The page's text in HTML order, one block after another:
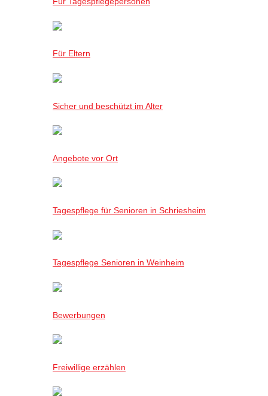
Für Eltern
Sicher und beschützt im Alter
Angebote vor Ort
Tagespflege für Senioren in Schriesheim
Tagespflege Senioren in Weinheim
Bewerbungen
Freiwillige erzählen